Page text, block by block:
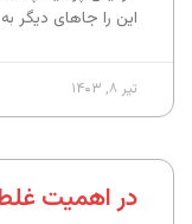
این را جاهای دیگر
تیر ۸, ۱۴۰۳
در اهمیت